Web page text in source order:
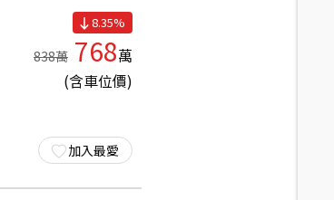
8.35%
838萬 768萬
(含車位價)
加入最愛